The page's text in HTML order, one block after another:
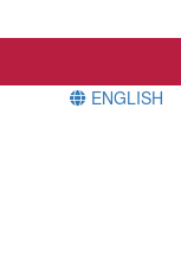
ENGLISH